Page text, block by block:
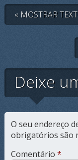
« MOSTRAR
Deixe
O seu endereço
obrigatórios são
Comentário *